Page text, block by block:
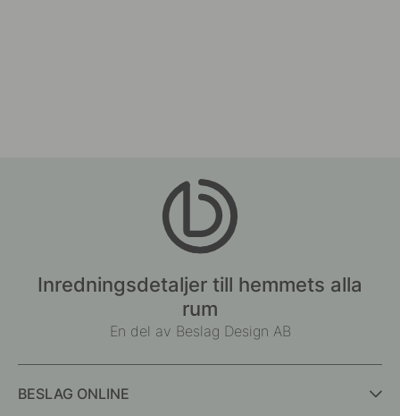
Inredningsdetaljer till hemmets alla
rum
En del av Beslag Design AB
BESLAG ONLINE